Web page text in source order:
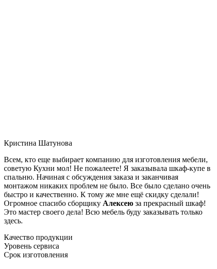
Кристина Шатунова
Всем, кто еще выбирает компанию для изготовления мебели,
советую Кухни мол! Не пожалеете! Я заказывала шкаф-купе в
спальню. Начиная с обсуждения заказа и заканчивая
монтажом никаких проблем не было. Все было сделано очень
быстро и качественно. К тому же мне ещё скидку сделали!
Огромное спасибо сборщику Алексею за прекрасный шкаф!
Это мастер своего дела! Всю мебель буду заказывать только
здесь.
Качество продукции
Уровень сервиса
Срок изготовления